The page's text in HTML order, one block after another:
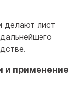
делают лист
и применение